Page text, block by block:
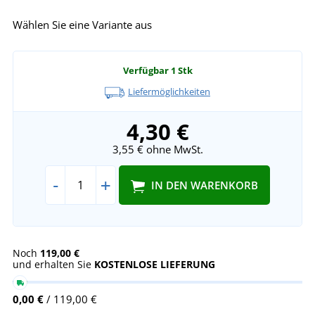
Wählen Sie eine Variante aus
Verfügbar 1 Stk
Liefermöglichkeiten
4,30 €
3,55 €ohne MwSt.
- + IN DEN WARENKORB
Noch 119,00 €
und erhalten Sie KOSTENLOSE LIEFERUNG
0,00 € / 119,00 €